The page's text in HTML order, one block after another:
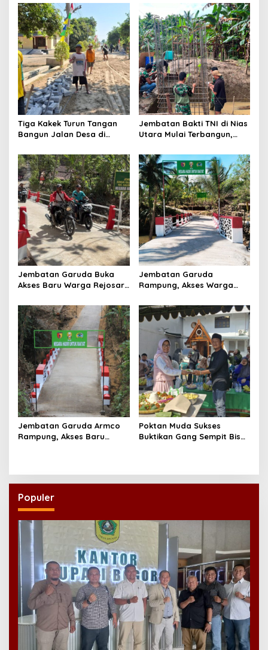
v
i
g
a
t
i
o
n
Tiga Kakek Turun Tangan
Bangun Jalan Desa di
Jembatan Bakti TNI di Nias
Utara Mulai Terbangun,
Pulih
Jembatan Garuda Buka
Akses Baru Warga Rejosari,
Hasil Panen Kian Lancar
Jembatan Garuda
Rampung, Akses Warga
Pertanian Kian Lancar
Jembatan Garuda Armco
Rampung, Akses Baru
Poktan Muda Sukses
Buktikan Gang Sempit Bisa
Populer